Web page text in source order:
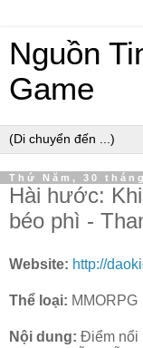
Nguồn
Game
Thứ Năm, 30
Hài hước:
béo phì -
Website: http://
Thể loại: MMORPG
Nội dung: Điểm nổi